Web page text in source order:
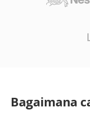
Bagaimana